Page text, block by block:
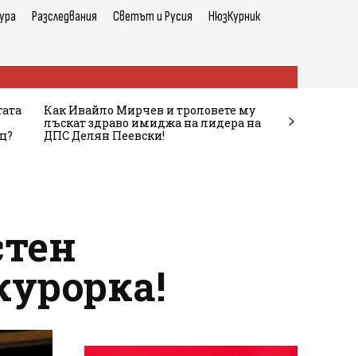
Разследвания Светът и Русия НюзКурник
Как Ивайло Мирчев и троловете му
лъскат здраво имиджа на лидера на
ДПС Делян Пеевски!